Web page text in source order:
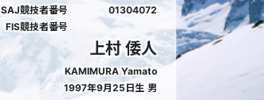
SAJ競技者番号
01304072
FIS競技者番号
上村 倭人
KAMIMURA Yamato
1997年9月25日生 男